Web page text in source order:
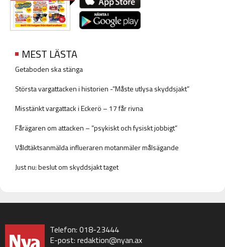
MEST LÄSTA
Getaboden ska stänga
Största vargattacken i historien -”Måste utlysa skyddsjakt”
Misstänkt vargattack i Eckerö – 17 får rivna
Fårägaren om attacken – ”psykiskt och fysiskt jobbigt”
Våldtäktsanmälda influeraren motanmäler målsägande
Just nu: beslut om skyddsjakt taget
Telefon: 018-23444
E-post: redaktion@nyan.ax